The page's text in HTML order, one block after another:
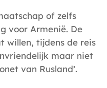
of zelfs
voor Armenië. De
willen, tijdens de reis
maar niet
van Rusland’.